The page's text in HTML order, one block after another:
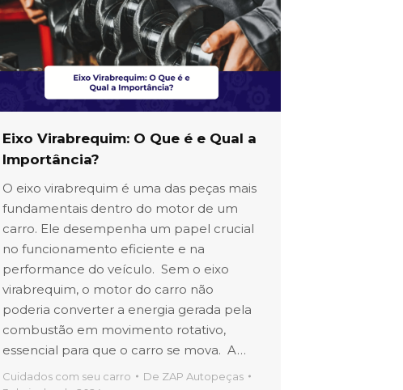
Eixo Virabrequim: O Que é e Qual a
Importância?
O eixo virabrequim é uma das peças mais
fundamentais dentro do motor de um
carro. Ele desempenha um papel crucial
no funcionamento eficiente e na
performance do veículo. Sem o eixo
virabrequim, o motor do carro não
poderia converter a energia gerada pela
combustão em movimento rotativo,
essencial para que o carro se mova. A…
Cuidados com seu carro De ZAP Autopeças